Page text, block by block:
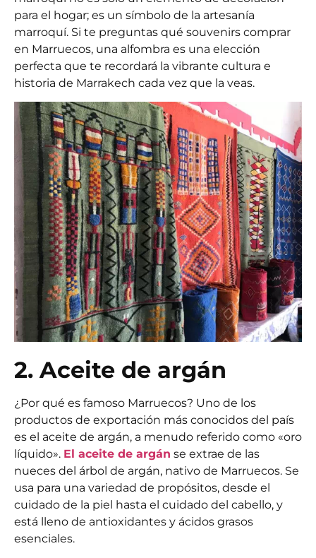
para el hogar; es un símbolo de la artesanía
marroquí. Si te preguntas qué souvenirs comprar
en Marruecos, una alfombra es una elección
perfecta que te recordará la vibrante cultura e
historia de Marrakech cada vez que la veas.
2. Aceite de argán
¿Por qué es famoso Marruecos? Uno de los
productos de exportación más conocidos del país
es el aceite de argán, a menudo referido como «oro
líquido». El aceite de argán se extrae de las
nueces del árbol de argán, nativo de Marruecos. Se
usa para una variedad de propósitos, desde el
cuidado de la piel hasta el cuidado del cabello, y
está lleno de antioxidantes y ácidos grasos
esenciales.